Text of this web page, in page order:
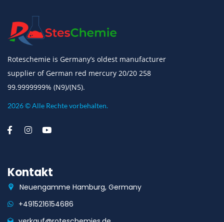
Roteschemie is Germany’s oldest manufacturer
supplier of German red mercury 20/20 258
99.9999999% (N9)/(N5).
2026 © Alle Rechte vorbehalten.
Kontakt
Neuengamme Hamburg, Germany
+4915216154686